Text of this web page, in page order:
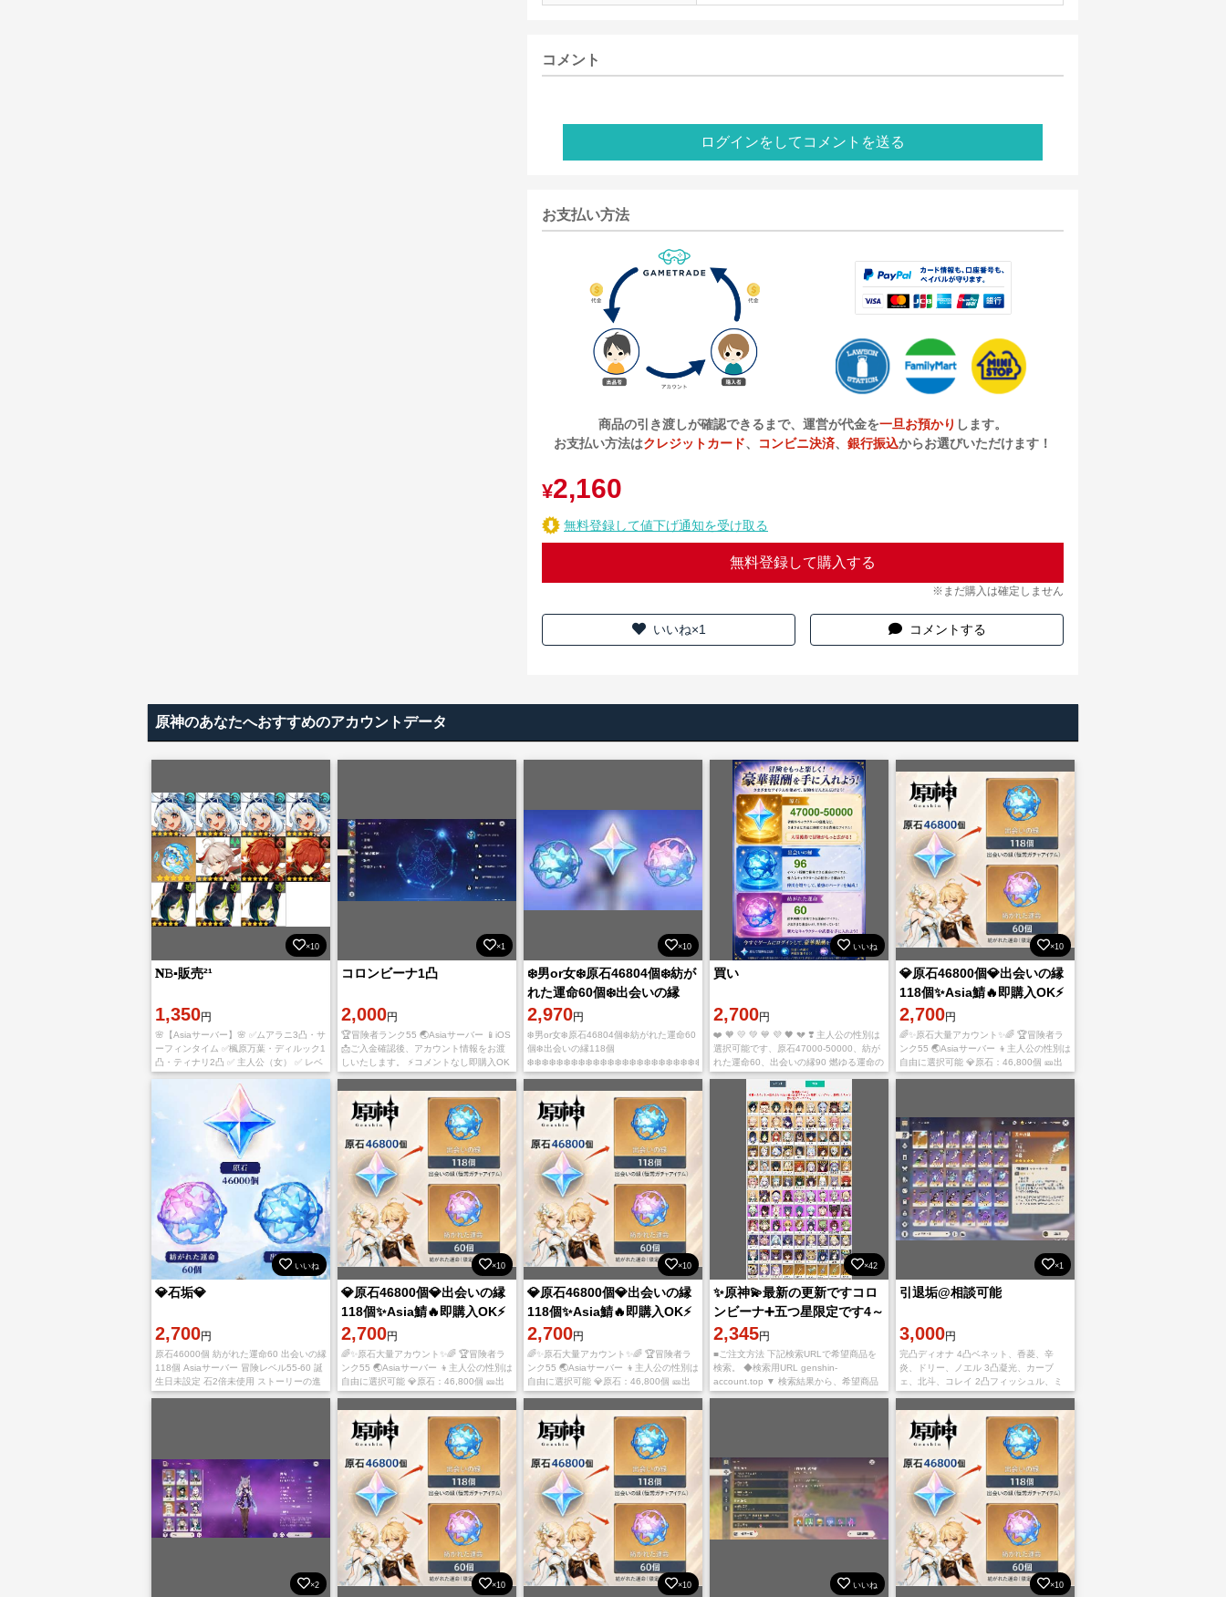
コメント
ログインをしてコメントを送る
お支払い方法
商品の引き渡しが確認できるまで、運営が代金を一旦お預かり します。
お支払い方法はクレジットカード、 コンビニ決済、 銀行振込からお選びいただけます！
¥2,160
無料登録して値下げ通知を受け取る
無料登録して購入する
※まだ購入は確定しません
いいね×1 コメントする
原神のあなたへおすすめのアカウントデータ
×10
𝐍𝙱▪︎販売²¹
1,350円
🌸【Asiaサーバー】🌸 ✅ムアラニ3凸・サ
ーフィンタイム ✅楓原万葉・ディルック1
凸・ティナリ2凸 ✅ 主人公（女） ✅ レベ
ル54 ✅ 魔神任務：ベッドタイムストーリ
ー 第四章 第六幕 ━━━━
×1
コロンビーナ1凸
2,000円
🏆冒険者ランク55 🌏Asiaサーバー 📱iOS
📩ご入金確認後、アカウント情報をお渡
しいたします。 ⚡コメントなし即購入OK
⚡迅速対応 ご不明な点がございましたら
お気軽にお問い合わせく
×10
❄️男or女❄️原石46804個❄️紡が
れた運命60個❄️出会いの縁
118個❄️❄️❄️❄️❄️❄️
2,970円
❄️男or女❄️原石46804個❄️紡がれた運命60
個❄️出会いの縁118個
❄️❄️❄️❄️❄️❄️❄️❄️❄️❄️❄️❄️❄️❄️❄️❄️❄️❄️❄️❄️❄️❄️❄️❄️❄️❄️❄️
主人公の性別に
いいね
買い
2,700円
❤️ 🧡 💛 💚 💙 💜 🖤 💔 ❣️ 主人公の性別は
選択可能です、原石47000-50000、紡が
れた運命60、出会いの縁90 燃ゆる運命の
虹光 第五章 第四幕 💗Asiaサーバー 💗
×10
💎原石46800個💎出会いの縁
118個✨Asia鯖🔥即購入OK⚡
2,700円
🌈✨原石大量アカウント✨🌈 🏆冒険者ラ
ンク55 🌏Asiaサーバー 👦主人公の性別は
自由に選択可能 💎原石：46,800個 🎫出
会いの縁：118個 🌟紡がれた運命：60個
いいね
💎石垢💎
2,700円
原石46000個 紡がれた運命60 出会いの縁
118個 Asiaサーバー 冒険レベル55-60 誕
生日未設定 石2倍未使用 ストーリーの進
行は第5章第4幕前後 ご購入をお待ちして
×10
💎原石46800個💎出会いの縁
118個✨Asia鯖🔥即購入OK⚡
2,700円
🌈✨原石大量アカウント✨🌈 🏆冒険者ラ
ンク55 🌏Asiaサーバー 👦主人公の性別は
自由に選択可能 💎原石：46,800個 🎫出
会いの縁：118個 🌟紡がれた運命：60個
✨ガチャ資源大量所持 ✨
×10
💎原石46800個💎出会いの縁
118個✨Asia鯖🔥即購入OK⚡
2,700円
🌈✨原石大量アカウント✨🌈 🏆冒険者ラ
ンク55 🌏Asiaサーバー 👦主人公の性別は
自由に選択可能 💎原石：46,800個 🎫出
会いの縁：118個 🌟紡がれた運命：60個
✨ガチャ資源大量所持 ✨
×42
✨原神💫最新の更新ですコロ
ンビーナ➕五つ星限定です4～
9体，即時対応
2,345円
■ご注文方法 下記検索URLで希望商品を
検索。 ◆検索用URL genshin-
account.top ▼ 検索結果から、希望商品
が見つかりましたら、アカウントID・番
×1
引退垢@相談可能
3,000円
完凸ディオナ 4凸ベネット、香菱、辛
炎、ドリー、ノエル 3凸凝光、カーブ
ェ、北斗、コレイ 2凸フィッシュル、ミ
カ、トーマ、ヨォーヨ、イファ、 1凸九
条娑羅、ゴロー、カチーナ、ガイア、き
らら、ティ
×2 ×10 ×10 いいね ×10